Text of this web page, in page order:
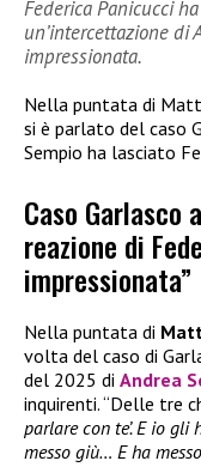
Federica Panicucci
un’intercettazione di
impressionata.
Nella puntata di
si è parlato del caso
Sempio ha lasciato
Caso Garlasco
reazione di
impressionata”
Nella puntata di
volta del caso di
del 2025 di Andrea
inquirenti. “Delle tre
parlare con te’. E io gli
messo giù… E ha